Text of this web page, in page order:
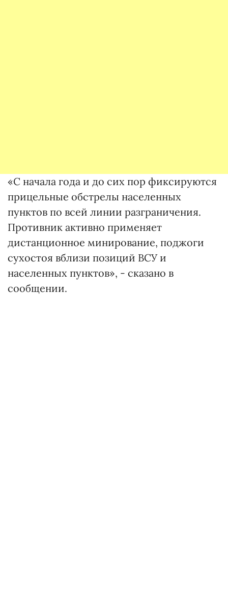
«С начала года и до сих пор фиксируются
прицельные обстрелы населенных
пунктов по всей линии разграничения.
Противник активно применяет
дистанционное минирование, поджоги
сухостоя вблизи позиций ВСУ и
населенных пунктов», - сказано в
сообщении.